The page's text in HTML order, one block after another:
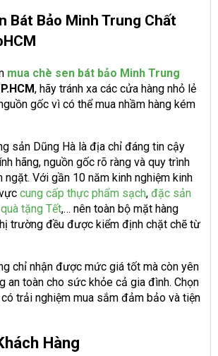
Bát Bảo Minh Trung Chất
mua chè sen bát bảo Minh Trung
, hãy tránh xa các cửa hàng nhỏ lẻ
gốc vì có thể mua nhầm hàng kém
sản Dũng Hà là địa chỉ đáng tin cậy
hãng, nguồn gốc rõ ràng và quy trình
ngặt. Với gần 10 năm kinh nghiệm kinh
cung cấp thực phẩm sạch, đặc sản
tặng Tết,… nên toàn bộ mặt hàng
trường đều được kiểm định chặt chẽ từ
chỉ nhận được mức giá tốt mà còn yên
an toàn cho sức khỏe cả gia đình. Chọn
có trải nghiệm mua sắm đảm bảo và tiện
Hàng